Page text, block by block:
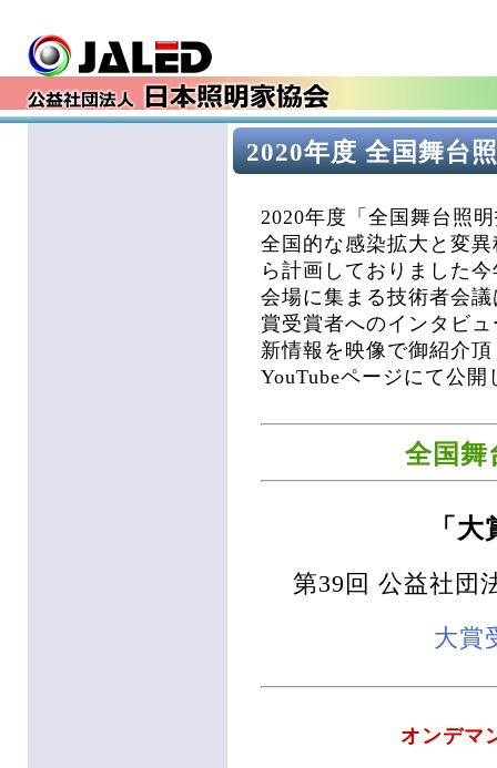
2020年度 全国舞台
2020年度「全国舞台照
全国的な感染拡大と変
ら計画しておりました
会場に集まる技術者会
賞受賞者へのインタビ
新情報を映像で御紹介
YouTubeページにて公開
全国舞
「
第39回 公益社団
大賞
オンデマ